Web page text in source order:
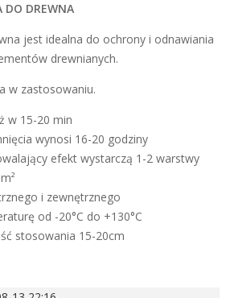
DO DREWNA
jest idealna do ochrony i odnawiania
drewnianych.
w zastosowaniu.
w 15-20 min
wynosi 16-20 godziny
efekt wystarczą 1-2 warstwy
i zewnętrznego
od -20°C do +130°C
stosowania 15-20cm